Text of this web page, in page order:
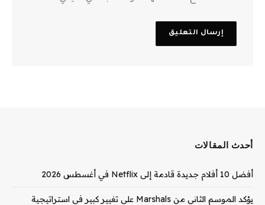
أحدث المقالات
أفضل 10 أفلام جديدة قادمة إلى Netflix في أغسطس 2026
يؤكد الموسم الثاني من Marshals على تغيير كبير في استراتيجية